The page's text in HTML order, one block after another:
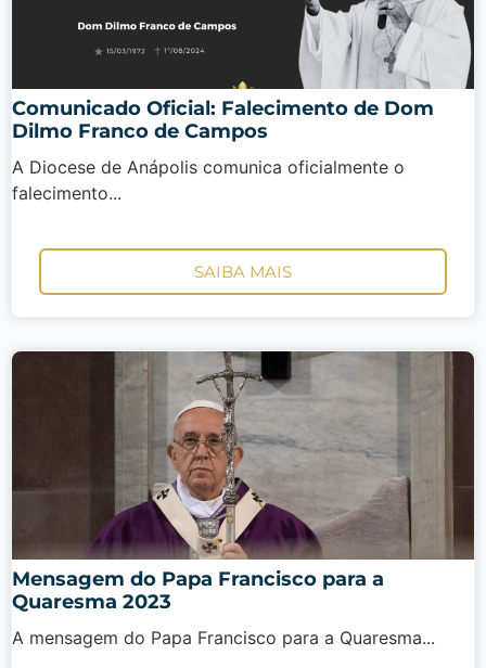
Comunicado Oficial: Falecimento de Dom
Dilmo Franco de Campos
A Diocese de Anápolis comunica oficialmente o
falecimento...
SAIBA MAIS
Mensagem do Papa Francisco para a
Quaresma 2023
A mensagem do Papa Francisco para a Quaresma...